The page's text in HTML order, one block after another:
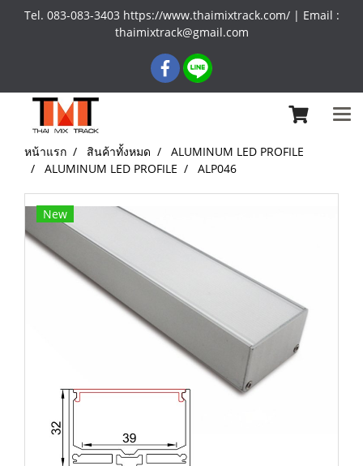
Tel. 083-083-3403 https://www.thaimixtrack.com/ | Email :
thaimixtrack@gmail.com
หน้าแรก สินค้าทั้งหมด
ALUMINUM LED PROFILE
ALUMINUM LED PROFILE
ALP046
New